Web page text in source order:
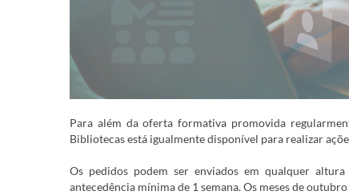
Para além da oferta formativa promovida
Bibliotecas está igualmente disponível para realizar
Os pedidos podem ser enviados em qualquer
antecedência mínima de 1 semana. Os meses de